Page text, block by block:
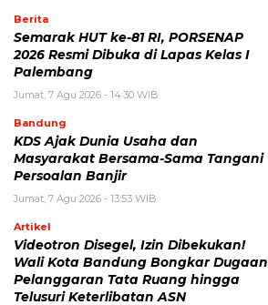
Berita
Semarak HUT ke-81 RI, PORSENAP
2026 Resmi Dibuka di Lapas Kelas I
Palembang
Jumat, 7 Agu 2026 - 14:30 WIB
Bandung
KDS Ajak Dunia Usaha dan
Masyarakat Bersama-Sama Tangani
Persoalan Banjir
Jumat, 7 Agu 2026 - 13:53 WIB
Artikel
Videotron Disegel, Izin Dibekukan!
Wali Kota Bandung Bongkar Dugaan
Pelanggaran Tata Ruang hingga
Telusuri Keterlibatan ASN